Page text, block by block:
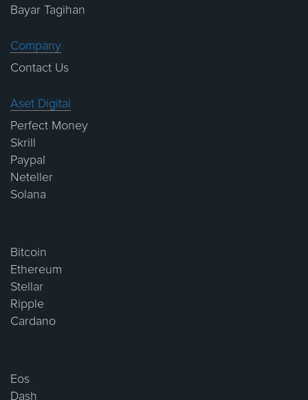
Bayar Tagihan
Company
Contact Us
Aset Digital
Perfect Money
Skrill
Paypal
Neteller
Solana
Bitcoin
Ethereum
Stellar
Ripple
Cardano
Eos
Dash